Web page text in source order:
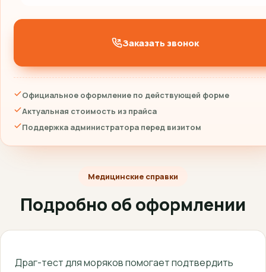
Заказать звонок
Официальное оформление по действующей форме
Актуальная стоимость из прайса
Поддержка администратора перед визитом
Медицинские справки
Подробно об оформлении
Драг-тест для моряков помогает подтвердить